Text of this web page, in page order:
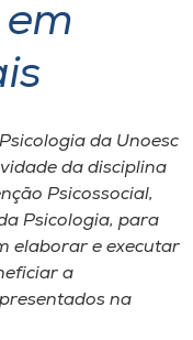
da Unoesc
da disciplina
Psicossocial,
Psicologia, para
elaborar e executar
a
na